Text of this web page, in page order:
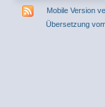
Mobile Version
Übersetzung